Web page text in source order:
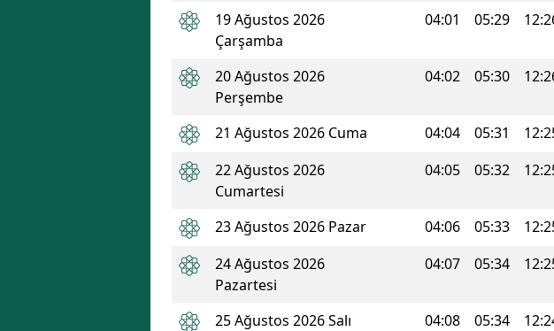
19 Ağustos 2026
Çarşamba
04:01 05:29
20 Ağustos 2026
Perşembe
04:02 05:30
21 Ağustos 2026 Cuma 04:04 05:31
22 Ağustos 2026
Cumartesi
04:05 05:32
23 Ağustos 2026 Pazar 04:06 05:33
24 Ağustos 2026
Pazartesi
04:07 05:34
25 Ağustos 2026 Salı 04:08 05:34